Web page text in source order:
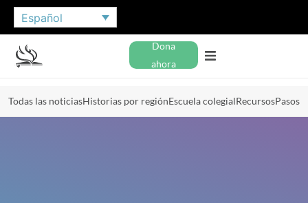
Español
Dona
ahora
Todas las noticiasHistorias por regiónEscuela colegialRecursosPasos